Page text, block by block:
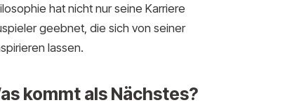
hat nicht nur seine Karriere
geebnet, die sich von seiner
lassen.
kommt als Nächstes?